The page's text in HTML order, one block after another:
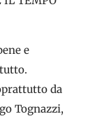
e
da
Tognazzi,